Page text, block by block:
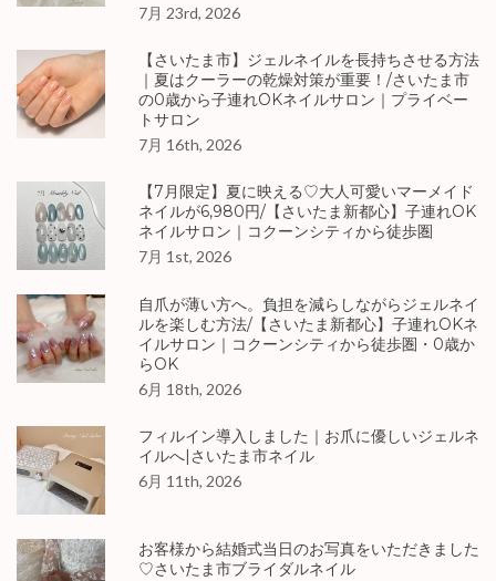
7月 23rd, 2026
【さいたま市】ジェルネイルを長持ちさせる方法
｜夏はクーラーの乾燥対策が重要！/さいたま市
の0歳から子連れOKネイルサロン｜プライベー
トサロン
7月 16th, 2026
【7月限定】夏に映える♡大人可愛いマーメイド
ネイルが6,980円/【さいたま新都心】子連れOK
ネイルサロン｜コクーンシティから徒歩圏
7月 1st, 2026
自爪が薄い方へ。負担を減らしながらジェルネイ
ルを楽しむ方法/【さいたま新都心】子連れOKネ
イルサロン｜コクーンシティから徒歩圏・0歳か
らOK
6月 18th, 2026
フィルイン導入しました｜お爪に優しいジェルネ
イルへ|さいたま市ネイル
6月 11th, 2026
お客様から結婚式当日のお写真をいただきました
♡さいたま市ブライダルネイル